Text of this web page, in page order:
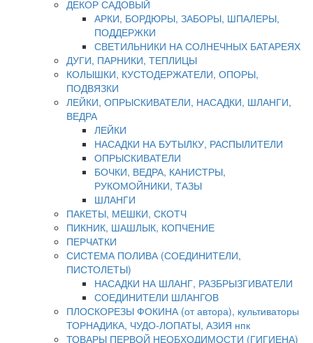
ДЕКОР САДОВЫЙ
АРКИ, БОРДЮРЫ, ЗАБОРЫ, ШПАЛЕРЫ,
ПОДДЕРЖКИ
СВЕТИЛЬНИКИ НА СОЛНЕЧНЫХ БАТАРЕЯХ
ДУГИ, ПАРНИКИ, ТЕПЛИЦЫ
КОЛЫШКИ, КУСТОДЕРЖАТЕЛИ, ОПОРЫ,
ПОДВЯЗКИ
ЛЕЙКИ, ОПРЫСКИВАТЕЛИ, НАСАДКИ, ШЛАНГИ,
ВЕДРА
ЛЕЙКИ
НАСАДКИ НА БУТЫЛКУ, РАСПЫЛИТЕЛИ
ОПРЫСКИВАТЕЛИ
БОЧКИ, ВЕДРА, КАНИСТРЫ,
РУКОМОЙНИКИ, ТАЗЫ
ШЛАНГИ
ПАКЕТЫ, МЕШКИ, СКОТЧ
ПИКНИК, ШАШЛЫК, КОПЧЕНИЕ
ПЕРЧАТКИ
СИСТЕМА ПОЛИВА (СОЕДИНИТЕЛИ,
ПИСТОЛЕТЫ)
НАСАДКИ НА ШЛАНГ, РАЗБРЫЗГИВАТЕЛИ
СОЕДИНИТЕЛИ ШЛАНГОВ
ПЛОСКОРЕЗЫ ФОКИНА (от автора), культиваторы
ТОРНАДИКА, ЧУДО-ЛОПАТЫ, АЗИЯ нпк
ТОВАРЫ ПЕРВОЙ НЕОБХОДИМОСТИ (ГИГИЕНА)